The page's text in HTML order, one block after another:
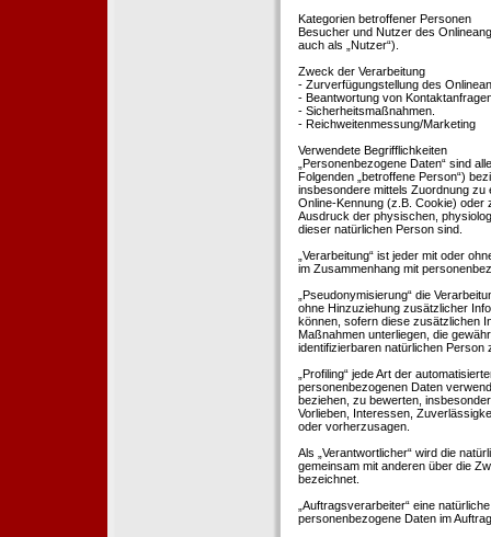
Kategorien betroffener Personen
Besucher und Nutzer des
auch als „Nutzer“).
Zweck der Verarbeitung
- Zurverfügungstellung des
- Beantwortung von
- Sicherheitsmaßnahmen.
- Reichweitenmessung/Marketing
Verwendete Begrifflichkeiten
„Personenbezogene Daten“ sind
Folgenden „betroffene Person“)
insbesondere mittels Zuordnung zu
Online-Kennung (z.B. Cookie) oder
Ausdruck der physischen,
dieser natürlichen Person sind.
„Verarbeitung“ ist jeder mit oder
im Zusammenhang mit
„Pseudonymisierung“ die
ohne Hinzuziehung zusätzlicher
können, sofern diese zusätzlichen
Maßnahmen unterliegen, die
identifizierbaren natürlichen Person
„Profiling“ jede Art der
personenbezogenen Daten
beziehen, zu bewerten,
Vorlieben, Interessen,
oder vorherzusagen.
Als „Verantwortlicher“ wird die
gemeinsam mit anderen über die
bezeichnet.
„Auftragsverarbeiter“ eine
personenbezogene Daten im